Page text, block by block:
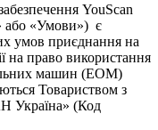
YouScan
або «Умови») є
умов приєднання на
на право використання
машин (ЕОМ)
Товариством з
Україна» (Код